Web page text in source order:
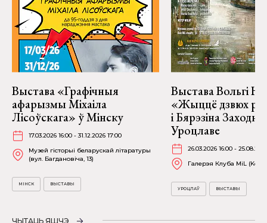
Выстава «Графічныя
афарызмы Міхаіла
Лісоўскага» ў Мінску
17.03.2026 16:00 - 31.12.2026 17:00
Музей гісторыі беларускай літаратуры
(вул. Багдановіча, 13)
МІНСК ВЫСТАВЫ
Выстава Вольгі
«Жыццё дзвюх
і Бярэзіна
Уроцлаве
26.03.2026 16:00 -
Галерэя Клуба MiL
УРОЦЛАЎ ВЫСТАВЫ
ЧЫТАЦЬ ЯШЧЭ